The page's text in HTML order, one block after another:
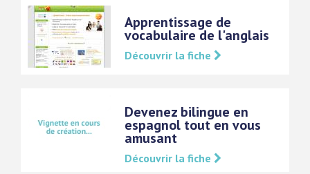
Apprentissage de
vocabulaire de l'anglais
Découvrir la fiche
Devenez bilingue en
espagnol tout en vous
amusant
Découvrir la fiche